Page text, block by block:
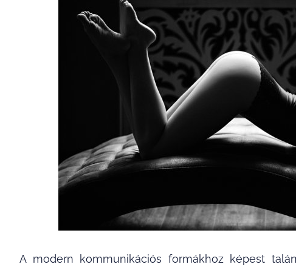
A modern kommunikációs formákhoz képest